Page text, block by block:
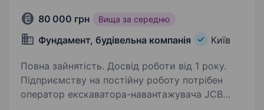
80 000 грн Вища за середню
Фундамент, будівельна компанія Київ
Повна зайнятість. Досвід роботи від 1 року.
Підприємству на постійну роботу потрібен
оператор екскаватора-навантажувача JCB